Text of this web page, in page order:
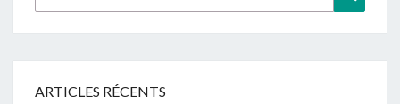
ARTICLES RÉCENTS